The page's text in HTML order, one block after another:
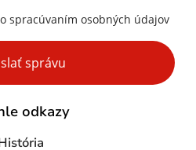
spracúvaním osobných údajov
správu
odkazy